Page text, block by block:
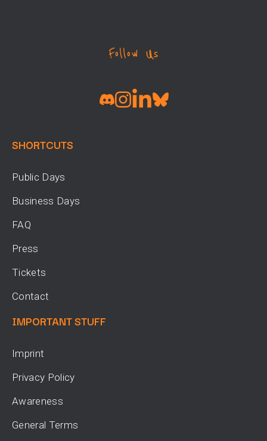
Follow Us
SHORTCUTS
Public Days
Business Days
FAQ
Press
Tickets
Contact
IMPORTANT STUFF
Imprint
Privacy Policy
Awareness
General Terms